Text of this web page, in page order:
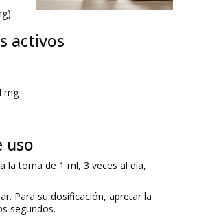
activos
mg
uso
la toma de 1 ml, 3 veces al día,
Para su dosificación, apretar la
segundos.